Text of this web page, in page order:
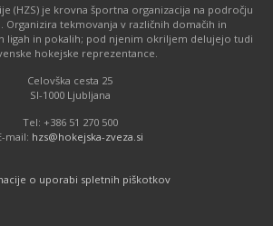
(HZS) je krovna športna organizacija na področju
Organizira tekmovanja v različnih domačih in
ligah in pokalih; pod njenim okriljem delujejo tudi
hokejske reprezentance.
Celovška cesta 25
SI-1000 Ljubljana
Tel: +386 51 270 500
mail: hzs@hokejska-zveza.si
o uporabi spletnih piškotkov